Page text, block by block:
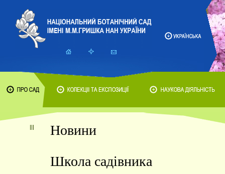
Новини
Школа садівника